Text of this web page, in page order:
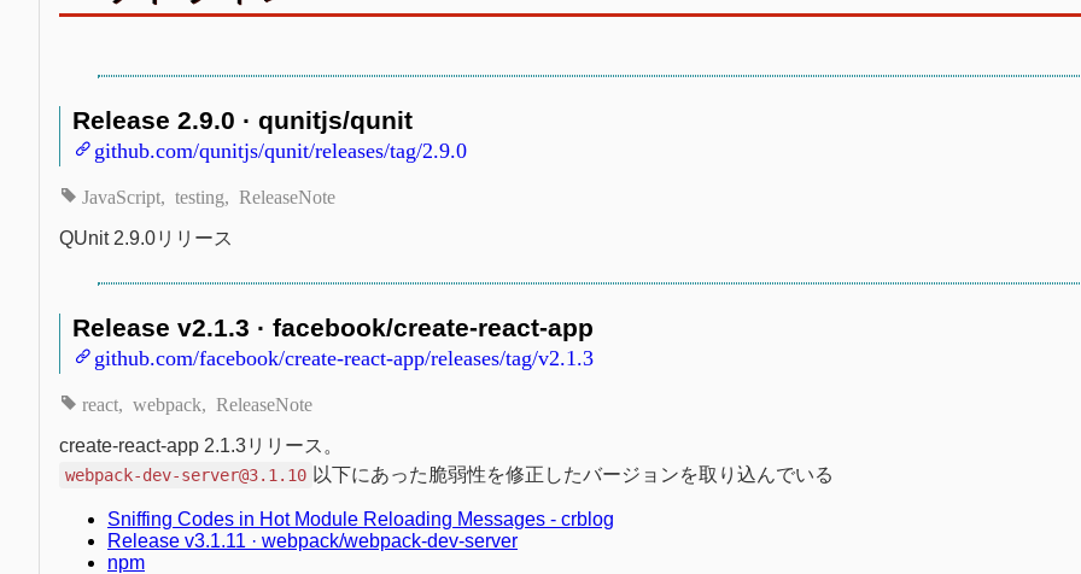
Release 2.9.0 · qunitjs/qunit
github.com/qunitjs/qunit/releases/tag/2.9.0
JavaScript testing ReleaseNote
QUnit 2.9.0リリース
Release v2.1.3 · facebook/create-react-app
github.com/facebook/create-react-app/releases/tag/v2.1.3
react webpack ReleaseNote
create-react-app 2.1.3リリース。
webpack-dev-server@3.1.10 以下にあった脆弱性を修正したバージョンを取り込んでいる
Sniffing Codes in Hot Module Reloading Messages - crblog
Release v3.1.11 · webpack/webpack-dev-server
npm